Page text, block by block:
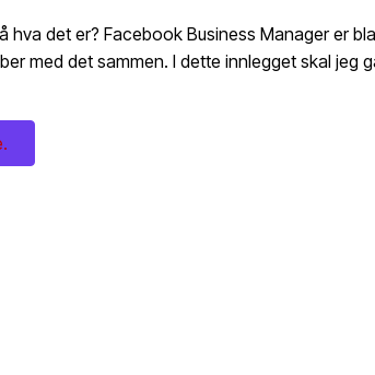
hva det er? Facebook Business Manager er
med det sammen. I dette innlegget skal jeg